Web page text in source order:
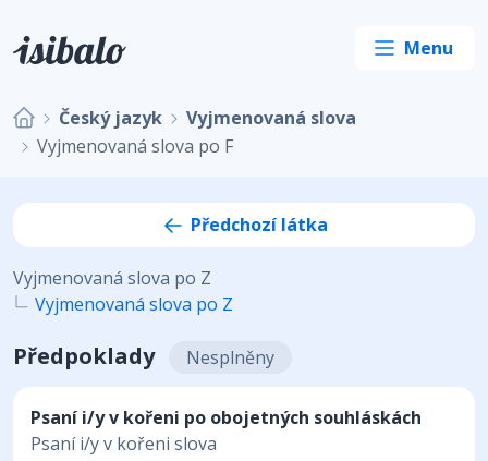
Český jazyk
Vyjmenovaná slova
Vyjmenovaná slova po F
Předchozí látka
Vyjmenovaná slova po Z
Vyjmenovaná slova po Z
Předpoklady Nesplněny
Psaní i/y v kořeni po obojetných souhláskách
Psaní i/y v kořeni slova